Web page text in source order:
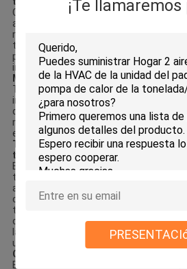
¡Te
Con frecuencia aumentada del
atenuación de la capacidad de
multi-conectadas inversor de la serie de
temperatura ambiente de -15ºC es casi
perfectamente el problema de la
inviernos.
Más de poco ruido del compresor de
Todas las unidades de la serie adoptan
inversor de DC de la voluta.
del inversor del rotor, ofrece un
menos vibración, más de poco ruido, y
energético más alto y una vida más
Tecnología inteligente integrada del
temperatura
El sensor de temperatura de la calidad
temperatura del suministro de aire, la
aire y la temperatura interior. El
control de unidad puede inteligente
temperatura, y entonces ajustar
capacidad de enfriamiento real o la
la unidad interior de guardar
una variación minúscula de ±0.5ºC.
Gama de temperaturas de trabajo
El sistema de enfriamiento avanzado